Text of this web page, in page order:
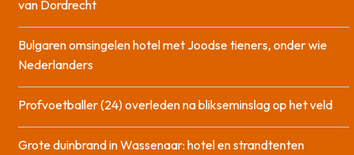
van Dordrecht
Bulgaren omsingelen hotel met Joodse tieners, onder wie
Nederlanders
Profvoetballer (24) overleden na blikseminslag op het veld
Grote duinbrand in Wassenaar: hotel en strandtenten